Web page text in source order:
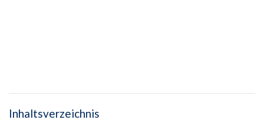
Inhaltsverzeichnis